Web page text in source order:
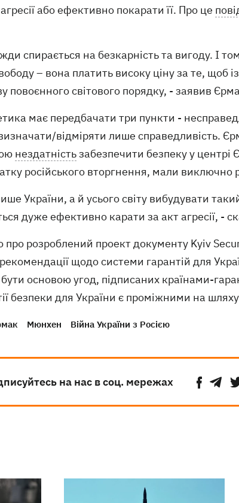
або ефективно покарати її. Про це
спирається на безкарність та вигоду. І
– вона платить високу ціну за те, щоб
повоєнного світового порядку, - заявив
має передбачати три пункти -
відміряти лише справедливість.
нездатністьзабезпечити безпеку у центрі
російського вторгнення, мали виключно
України, а й усього світу вибудувати
дуже ефективно карати за акт агресії, -
розроблений проект документу Kyiv
щодо системи гарантій для
основою угод, підписаних країнами-
безпеки для України є проміжними на
Мюнхен Війна України з Росією
на нас в соц. мережах